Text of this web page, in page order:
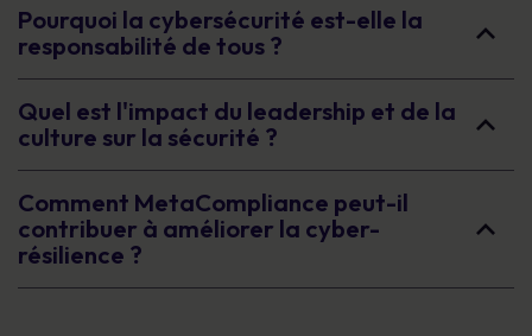
Pourquoi la cybersécurité est-elle la
responsabilité de tous ?
Quel est l'impact du leadership et de la
culture sur la sécurité ?
Comment MetaCompliance peut-il
contribuer à améliorer la cyber-
résilience ?